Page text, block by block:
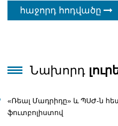
հաջորդ հոդվածը
Նախորդ
«Ռեալ Մադրիդը» և ՊՍԺ-ն
ֆուտբոլիստով